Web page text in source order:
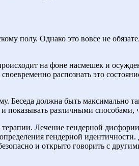
полу. Однако это вовсе не
на фоне насмешек и
распознать это
Беседа должна быть максимально
показывать различными
Лечение гендерной дисфории
гендерной идентичности.
и открыто говорить с